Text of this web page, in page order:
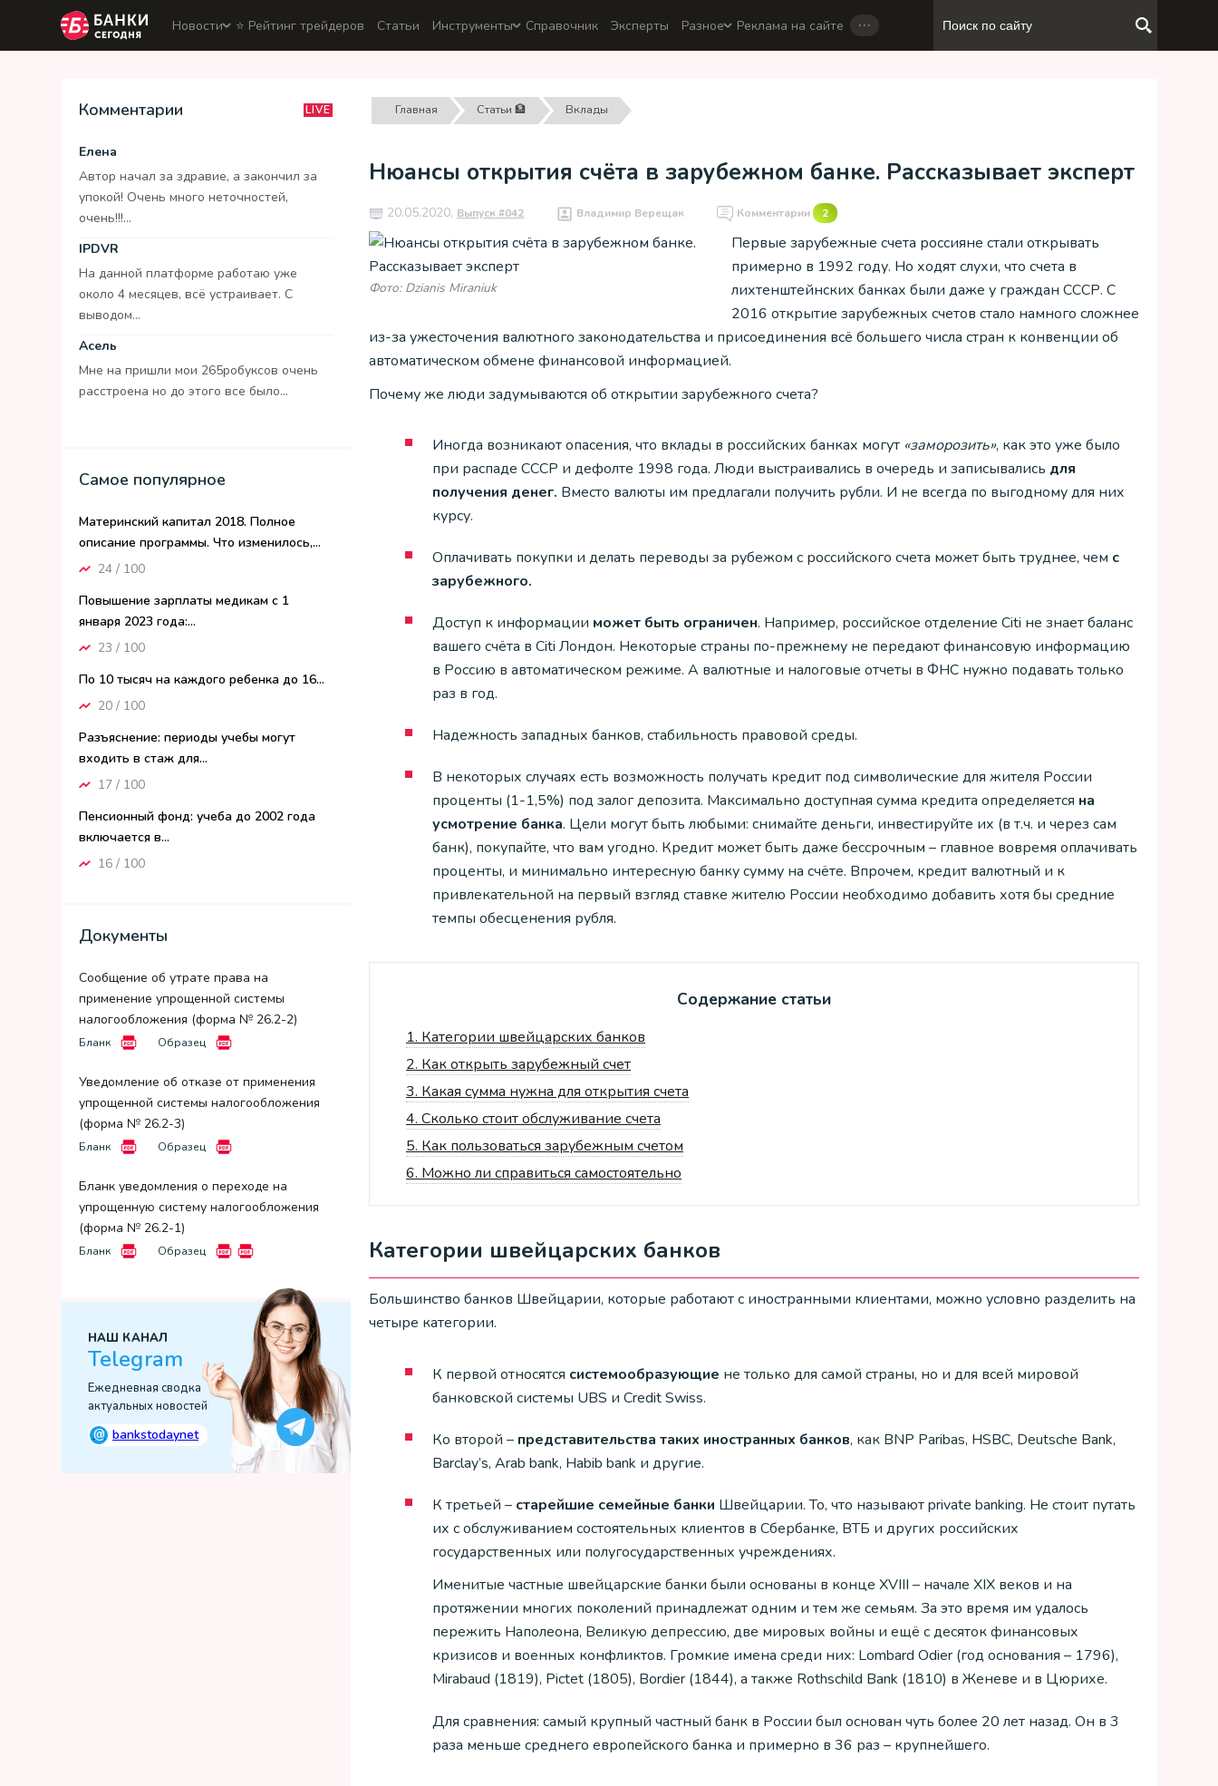
Новости ⭐️ Рейтинг трейдеров Статьи Инструменты Справочник Эксперты Разное Реклама на сайте …
Комментарии LIVE
Елена
Автор начал за здравие, а закончил за
упокой! Очень много неточностей,
очень!!!...
IPDVR
На данной платформе работаю уже
около 4 месяцев, всё устраивает. С
выводом...
Асель
Мне на пришли мои 265робуксов очень
расстроена но до этого все было...
Самое популярное
Материнский капитал 2018. Полное
описание программы. Что изменилось,...
24 / 100
Повышение зарплаты медикам с 1
января 2023 года:...
23 / 100
По 10 тысяч на каждого ребенка до 16...
20 / 100
Разъяснение: периоды учебы могут
входить в стаж для...
17 / 100
Пенсионный фонд: учеба до 2002 года
включается в...
16 / 100
Документы
Сообщение об утрате права на
применение упрощенной системы
налогообложения (форма № 26.2-2)
Бланк Образец
Уведомление об отказе от применения
упрощенной системы налогообложения
(форма № 26.2-3)
Бланк Образец
Бланк уведомления о переходе на
упрощенную систему налогообложения
(форма № 26.2-1)
Бланк Образец
НАШ КАНАЛ
Telegram
Ежедневная сводка
актуальных новостей
@ bankstodaynet
Главная Статьи 🏦 Вклады
Нюансы открытия счёта в зарубежном банке. Рассказывает эксперт
20.05.2020, Выпуск #042 Владимир Верещак Комментарии 2
Фото: Dzianis Miraniuk
Первые зарубежные счета россияне стали открывать
примерно в 1992 году. Но ходят слухи, что счета в
лихтенштейнских банках были даже у граждан СССР. С
2016 открытие зарубежных счетов стало намного сложнее
из-за ужесточения валютного законодательства и присоединения всё большего числа стран к конвенции об
автоматическом обмене финансовой информацией.
Почему же люди задумываются об открытии зарубежного счета?
Иногда возникают опасения, что вклады в российских банках могут «заморозить», как это уже было
при распаде СССР и дефолте 1998 года. Люди выстраивались в очередь и записывались для
получения денег. Вместо валюты им предлагали получить рубли. И не всегда по выгодному для них
курсу.
Оплачивать покупки и делать переводы за рубежом с российского счета может быть труднее, чем с
зарубежного.
Доступ к информации может быть ограничен. Например, российское отделение Citi не знает баланс
вашего счёта в Citi Лондон. Некоторые страны по-прежнему не передают финансовую информацию
в Россию в автоматическом режиме. А валютные и налоговые отчеты в ФНС нужно подавать только
раз в год.
Надежность западных банков, стабильность правовой среды.
В некоторых случаях есть возможность получать кредит под символические для жителя России
проценты (1-1,5%) под залог депозита. Максимально доступная сумма кредита определяется на
усмотрение банка. Цели могут быть любыми: снимайте деньги, инвестируйте их (в т.ч. и через сам
банк), покупайте, что вам угодно. Кредит может быть даже бессрочным – главное вовремя оплачивать
проценты, и минимально интересную банку сумму на счёте. Впрочем, кредит валютный и к
привлекательной на первый взгляд ставке жителю России необходимо добавить хотя бы средние
темпы обесценения рубля.
Содержание статьи
1. Категории швейцарских банков
2. Как открыть зарубежный счет
3. Какая сумма нужна для открытия счета
4. Сколько стоит обслуживание счета
5. Как пользоваться зарубежным счетом
6. Можно ли справиться самостоятельно
Категории швейцарских банков
Большинство банков Швейцарии, которые работают с иностранными клиентами, можно условно разделить на
четыре категории.
К первой относятся системообразующие не только для самой страны, но и для всей мировой
банковской системы UBS и Credit Swiss.
Ко второй – представительства таких иностранных банков, как BNP Paribas, HSBC, Deutsche Bank,
Barclay’s, Arab bank, Habib bank и другие.
К третьей – старейшие семейные банки Швейцарии. То, что называют private banking. Не стоит путать
их с обслуживанием состоятельных клиентов в Сбербанке, ВТБ и других российских
государственных или полугосударственных учреждениях.
Именитые частные швейцарские банки были основаны в конце XVIII – начале XIX веков и на
протяжении многих поколений принадлежат одним и тем же семьям. За это время им удалось
пережить Наполеона, Великую депрессию, две мировых войны и ещё с десяток финансовых
кризисов и военных конфликтов. Громкие имена среди них: Lombard Odier (год основания – 1796),
Mirabaud (1819), Pictet (1805), Bordier (1844), а также Rothschild Bank (1810) в Женеве и в Цюрихе.
Для сравнения: самый крупный частный банк в России был основан чуть более 20 лет назад. Он в 3
раза меньше среднего европейского банка и примерно в 36 раз – крупнейшего.